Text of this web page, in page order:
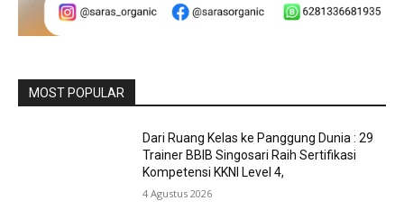
MOST POPULAR
Dari Ruang Kelas ke Panggung Dunia : 29
Trainer BBIB Singosari Raih Sertifikasi
Kompetensi KKNI Level 4,
4 Agustus 2026